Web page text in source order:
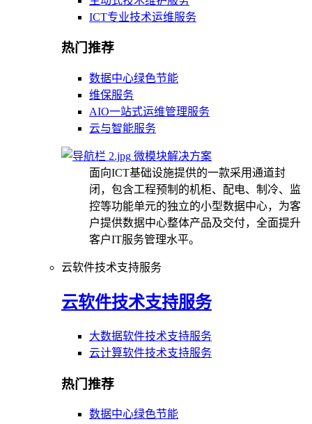
ICT专业技术运维服务
热门推荐
数据中心绿色节能
维保服务
AIO一站式运维管理服务
云与智能服务
微模块解决方案
面向ICT基础设施提供的一款采用通道封
闭，包含工程预制的机柜、配电、制冷、监
控等功能单元的独立的小型数据中心，为客
户提供数据中心整体产品及交付，全面提升
客户IT服务管理水平。
云软件技术支持服务
云软件技术支持服务
大数据软件技术支持服务
云计算软件技术支持服务
热门推荐
数据中心绿色节能